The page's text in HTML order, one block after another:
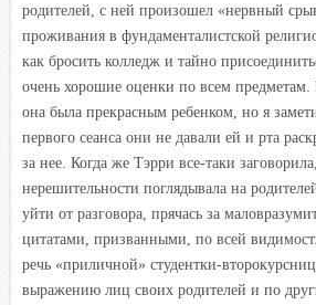
родителей, с ней произошел «нервный
проживания в фундаменталистской
как бросить колледж и тайно
очень хорошие оценки по всем предметам.
она была прекрасным ребенком, но я
первого сеанса они не давали ей и рта
за нее. Когда же Тэрри все-таки
нерешительности поглядывала на
уйти от разговора, прячась за
цитатами, призванными, по всей
речь «приличной» студентки-
выражению лиц своих родителей и по